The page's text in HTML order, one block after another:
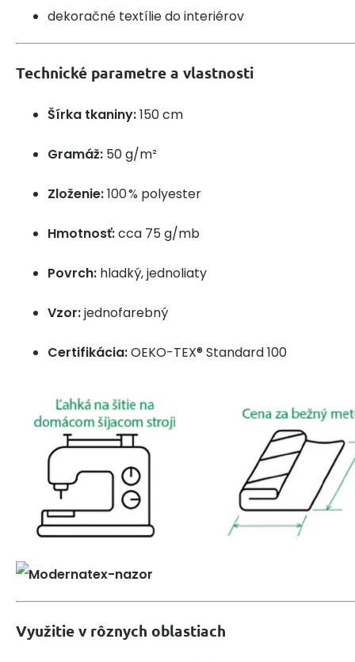
dekoračné textílie do interiérov
Technické parametre a vlastnosti
Šírka tkaniny:150 cm
Gramáž: 50 g/m²
Zloženie:100 % polyester
Hmotnosť:cca 75 g/mb
Povrch: hladký, jednoliaty
Vzor:jednofarebný
Certifikácia:OEKO-TEX® Standard 100
Využitie v rôznych oblastiach